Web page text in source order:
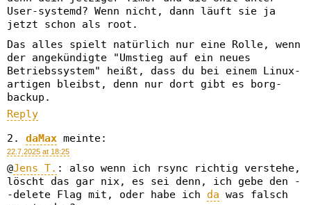
User-systemd? Wenn nicht, dann läuft sie ja
jetzt schon als root.
Das alles spielt natürlich nur eine Rolle, wenn
der angekündigte "Umstieg auf ein neues
Betriebssystem" heißt, dass du bei einem Linux-
artigen bleibst, denn nur dort gibt es borg-
backup.
Reply
daMax meinte:
22.7.2025 at 18:25
@Jens T. : also wenn ich rsync richtig verstehe,
löscht das gar nix, es sei denn, ich gebe den -
-delete Flag mit, oder habe ich da was falsch